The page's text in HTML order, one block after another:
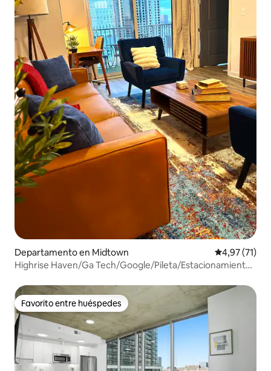
Departamento en Midtown Calificación
4,97 (71)
Highrise Haven/Ga Tech/Google/Pileta/Estacionamiento
Favorito entre huéspedes
Favorito entre huéspedes